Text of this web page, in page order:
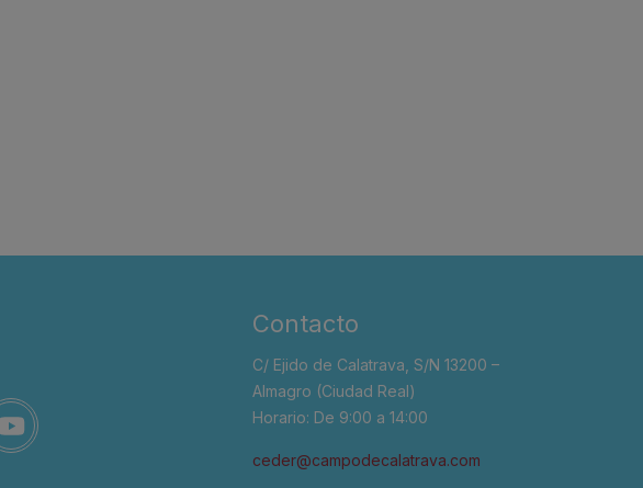
Contacto
C/ Ejido de Calatrava, S/N 13200 –
Almagro (Ciudad Real)
Horario: De 9:00 a 14:00
ceder@campodecalatrava.com